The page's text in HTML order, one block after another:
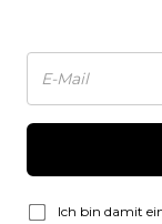
Ich bin damit